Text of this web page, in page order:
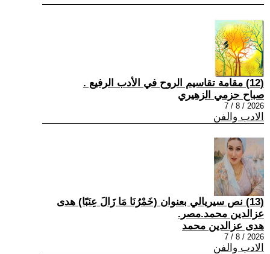
(12) مقامة تقاسيم الروح في الأدب الرفيع .
صباح حزمي الزهيري
2026 / 8 / 7
الادب والفن
(13) نص سيريالي بعنوان (خَمْرُنَا مَا زَالَ عِنَبًا) هدى
عزالدين محمد.مصر.
هدى عزالدين محمد
2026 / 8 / 7
الادب والفن